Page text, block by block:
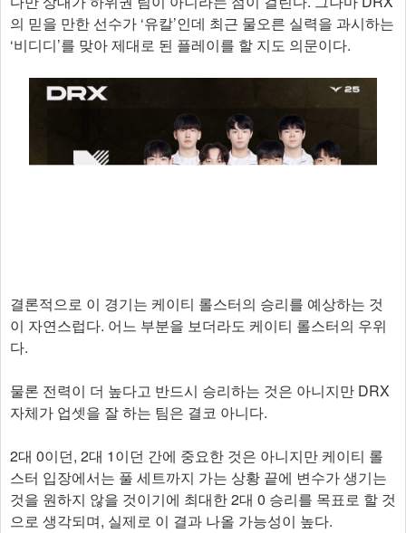
의 믿을 만한 선수가 ‘유칼’인데 최근 물오른 실력을 과시하는
‘비디디’를 맞아 제대로 된 플레이를 할 지도 의문이다.
결론적으로 이 경기는 케이티 롤스터의 승리를 예상하는 것
이 자연스럽다. 어느 부분을 보더라도 케이티 롤스터의 우위
다.
물론 전력이 더 높다고 반드시 승리하는 것은 아니지만 DRX
자체가 업셋을 잘 하는 팀은 결코 아니다.
2대 0이던, 2대 1이던 간에 중요한 것은 아니지만 케이티 롤
스터 입장에서는 풀 세트까지 가는 상황 끝에 변수가 생기는
것을 원하지 않을 것이기에 최대한 2대 0 승리를 목표로 할 것
으로 생각되며, 실제로 이 결과 나올 가능성이 높다.